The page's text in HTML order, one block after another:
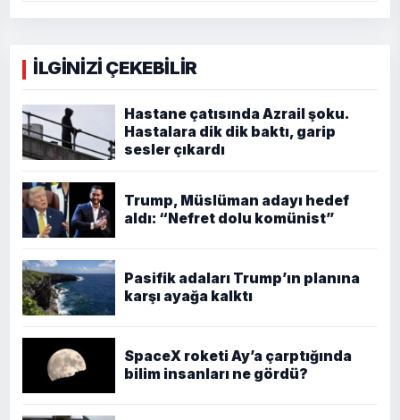
İLGİNİZİ ÇEKEBİLİR
Hastane çatısında Azrail şoku.
Hastalara dik dik baktı, garip
sesler çıkardı
Trump, Müslüman adayı hedef
aldı: “Nefret dolu komünist”
Pasifik adaları Trump’ın planına
karşı ayağa kalktı
SpaceX roketi Ay’a çarptığında
bilim insanları ne gördü?